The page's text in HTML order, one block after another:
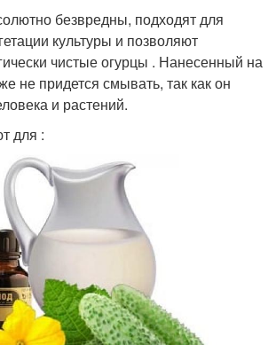
безвредны, подходят для
культуры и позволяют
чистые огурцы . Нанесенный на
не придется смывать, так как он
и растений.
для :